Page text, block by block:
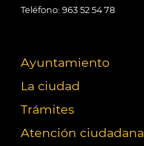
Teléfono: 963 52 54 78
Ayuntamiento
La ciudad
Trámites
Atención ciudadana